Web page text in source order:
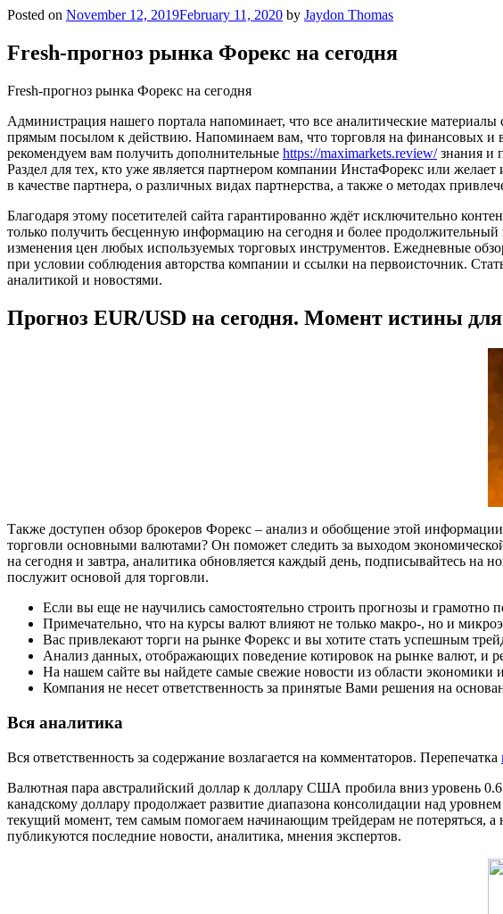
Posted on November 12, 2019February 11, 2020 by Jaydon Thomas
Fresh-прогноз рынка Форекс на сегодня
Fresh-прогноз рынка Форекс на сегодня
Администрация нашего портала напоминает, что все аналитические
прямым посылом к действию. Напоминаем вам, что торговля на финансовых и
рекомендуем вам получить дополнительные https://maximarkets.review/знания и
Раздел для тех, кто уже является партнером компании ИнстаФорекс или
в качестве партнера, о различных видах партнерства, а также о методах
Благодаря этому посетителей сайта гарантированно ждёт исключительно
только получить бесценную информацию на сегодня и более
изменения цен любых используемых торговых инструментов. Ежедневные
при условии соблюдения авторства компании и ссылки на первоисточник.
аналитикой и новостями.
Прогноз EUR/USD на сегодня. Момент истины
Также доступен обзор брокеров Форекс – анализ и обобщение этой
торговли основными валютами? Он поможет следить за выходом
на сегодня и завтра, аналитика обновляется каждый день, подписывайтесь
послужит основой для торговли.
Если вы еще не научились самостоятельно строить прогнозы и грамотно
Примечательно, что на курсы валют влияют не только макро-, но и
Вас привлекают торги на рынке Форекс и вы хотите стать успешным
Анализ данных, отображающих поведение котировок на рынке валют, и
На нашем сайте вы найдете самые свежие новости из области
Компания не несет ответственность за принятые Вами решения на
Вся аналитика
Вся ответственность за содержание возлагается на комментаторов. Перепечатка
Валютная пара австралийский доллар к доллару США пробила вниз уровень
канадскому доллару продолжает развитие диапазона консолидации над
текущий момент, тем самым помогаем начинающим трейдерам не потеряться, а
публикуются последние новости, аналитика, мнения экспертов.